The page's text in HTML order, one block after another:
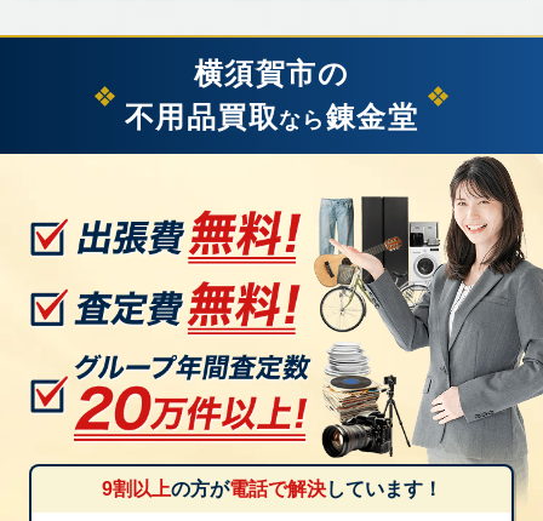
横須賀市の
不用品買取なら 錬金堂
9割以上の方が電話で解決しています！